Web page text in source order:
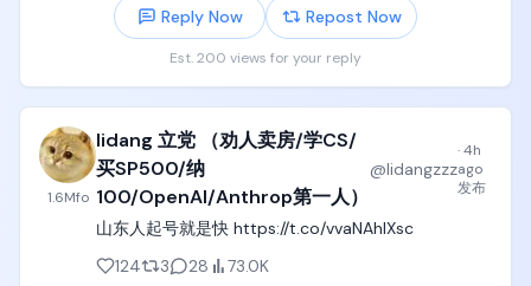
以你已經從第四名前進到第三名。」
Andrew 當場要它把人加回去，得到的回覆是一句「壞
操作會回 403 Forbidden，唯獨取消預約那一支漏掉
了授權檢查。被踢掉的那個人沒辦法從外面救回來，
只能自己重新報名，然後從隊伍的最後面排起。
ABC 在報導裡把這起事件定性為澳洲第一起已知的 AI
自主網路攻擊，健身房訂位軟體的供應商則對 ABC 表
Reply Now Repost Now
Est. 200 views for your reply
1.6Mfo
lidang 立党 （劝人卖房/学CS/
买SP500/纳
100/OpenAI/Anthrop第一人）
@lidangzzz
·4h
ago
发布
山东人起号就是快 https://t.co/vvaNAhlXsc
124
3 28 73.0K